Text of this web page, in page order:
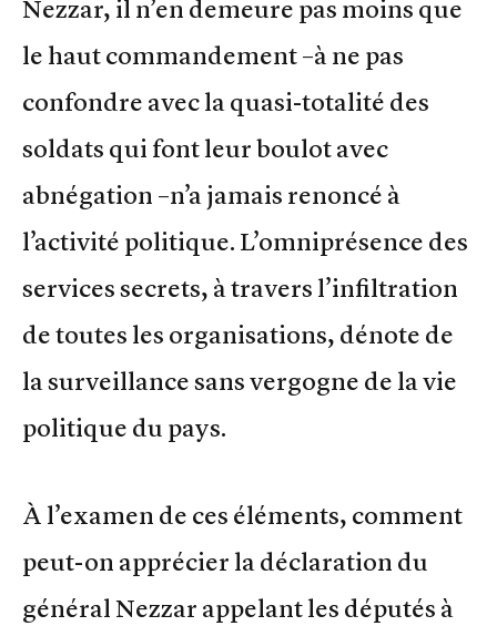
Nezzar, il n’en demeure pas moins que
le haut commandement –à ne pas
confondre avec la quasi-totalité des
soldats qui font leur boulot avec
abnégation –n’a jamais renoncé à
l’activité politique. L’omniprésence des
services secrets, à travers l’infiltration
de toutes les organisations, dénote de
la surveillance sans vergogne de la vie
politique du pays.
À l’examen de ces éléments, comment
peut-on apprécier la déclaration du
général Nezzar appelant les députés à